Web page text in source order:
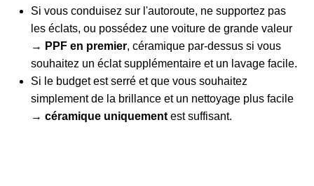
Si vous conduisez sur l'autoroute, ne supportez pas
les éclats, ou possédez une voiture de grande valeur
→ PPF en premier, céramique par-dessus si vous
souhaitez un éclat supplémentaire et un lavage facile.
Si le budget est serré et que vous souhaitez
simplement de la brillance et un nettoyage plus facile
→ céramique uniquement est suffisant.